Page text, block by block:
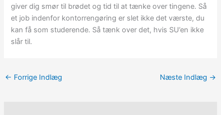
giver dig smør til brødet og tid til at tænke over tingene. Så
et job indenfor kontorrengøring er slet ikke det værste, du
kan få som studerende. Så tænk over det, hvis SU’en ikke
slår til.
← Forrige Indlæg Næste Indlæg →